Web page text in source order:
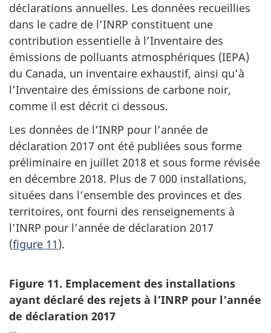
déclarations annuelles. Les données recueillies
dans le cadre de l’INRP constituent une
contribution essentielle à l’Inventaire des
émissions de polluants atmosphériques (IEPA)
du Canada, un inventaire exhaustif, ainsi qu’à
l’Inventaire des émissions de carbone noir,
comme il est décrit ci dessous.
Les données de l’INRP pour l’année de
déclaration 2017 ont été publiées sous forme
préliminaire en juillet 2018 et sous forme révisée
en décembre 2018. Plus de 7 000 installations,
situées dans l’ensemble des provinces et des
territoires, ont fourni des renseignements à
l’INRP pour l’année de déclaration 2017
(figure 11).
Figure 11. Emplacement des installations
ayant déclaré des rejets à l’INRP pour l’année
de déclaration 2017